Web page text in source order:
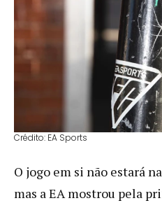
Crédito: EA Sports
O jogo em si não estará
mas a EA mostrou pela